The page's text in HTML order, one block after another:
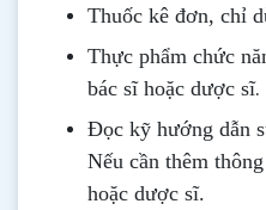
Thuốc kê đơn, chỉ
Thực phẩm chức
bác sĩ hoặc dược sĩ.
Đọc kỹ hướng dẫn
Nếu cần thêm
hoặc dược sĩ.